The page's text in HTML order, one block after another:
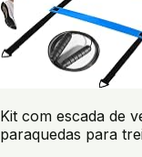
Kit com escada de
paraquedas para